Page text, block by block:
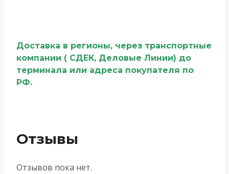
Доставка в регионы, через транспортные
компании ( СДЕК, Деловые Линии) до
терминала или адреса покупателя по
РФ.
Отзывы
Отзывов пока нет.